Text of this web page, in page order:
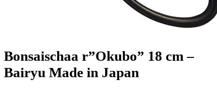
Bonsaischaa r”Okubo” 18 cm –
Bairyu Made in Japan